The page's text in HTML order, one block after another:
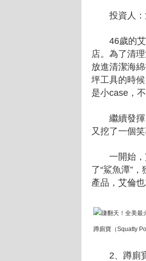
投資人：
46歲的艾
店。為了清
放進清潔海
坪工具的時
是小case，
繼續發揮良
又挖了一個
一開始，艾
了“鯊魚潭”
產品，艾倫
蹲廁寶（Squatty
2、蹲廁寶